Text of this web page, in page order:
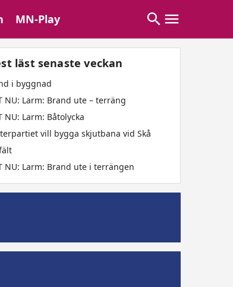
MN-Play
läst senaste veckan
i byggnad
NU: Larm: Brand ute – terräng
NU: Larm: Båtolycka
vill bygga skjutbana vid Skå
NU: Larm: Brand ute i terrängen